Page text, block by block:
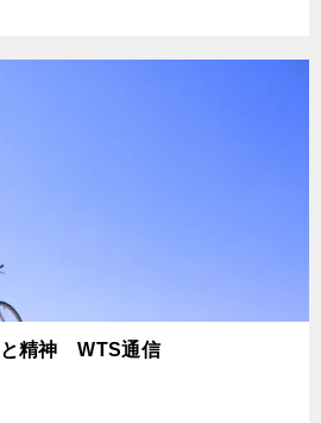
と精神 WTS通信